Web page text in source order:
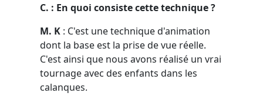
C. : En quoi consiste cette technique ?
M. K : C'est une technique d'animation
dont la base est la prise de vue réelle.
C'est ainsi que nous avons réalisé un vrai
tournage avec des enfants dans les
calanques.